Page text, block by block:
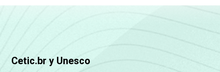
Cetic.br y Unesco